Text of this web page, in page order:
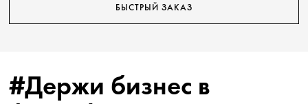
БЫСТРЫЙ ЗАКАЗ
#Держи бизнес в